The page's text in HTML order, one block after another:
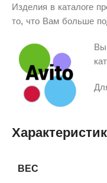
Изделия в каталоге
то, что Вам больше
Вы
ВЕС